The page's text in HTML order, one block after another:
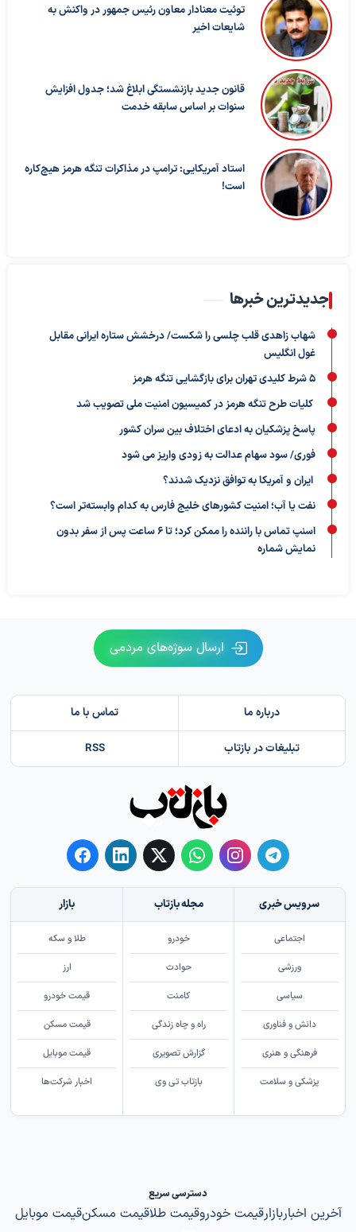
توئیت معنادار معاون رئیس جمهور در واکنش به
شایعات اخیر
قانون جدید بازنشستگی ابلاغ شد؛ جدول افزایش
سنوات بر اساس سابقه خدمت
استاد آمریکایی: ترامپ در مذاکرات تنگه هرمز هیچ‌کاره
است!
جدیدترین خبرها
شهاب زاهدی قلب چلسی را شکست/ درخشش ستاره ایرانی مقابل
غول انگلیس
5 شرط کلیدی تهران برای بازگشایی تنگه هرمز
کلیات طرح تنگه هرمز در کمیسیون امنیت ملی تصویب شد
پاسخ پزشکیان به ادعای اختلاف بین سران کشور
فوری/ سود سهام عدالت به زودی واریز می شود
ایران و آمریکا به توافق نزدیک شدند؟
نفت یا آب؛ امنیت کشورهای خلیج فارس به کدام وابسته‌تر است؟
اسنپ تماس با راننده را ممکن کرد؛ تا ۶ ساعت پس از سفر بدون
نمایش شماره
ارسال سوژه‌های مردمی
درباره ما تماس با ما
تبلیغات در بازتاب RSS
سرویس خبری
اجتماعی
ورزشی
سیاسی
دانش و فناوری
فرهنگی و هنری
پزشکی و سلامت
مجله بازتاب
خودرو
حوادث
کامنت
راه و چاه زندگی
گزارش تصویری
بازتاب تی وی
بازار
طلا و سکه
ارز
قیمت خودرو
قیمت مسکن
قیمت موبایل
اخبار شرکت‌ها
دسترسی سریع
آخرین اخباربازارقیمت خودروقیمت طلاقیمت مسکنقیمت موبایل